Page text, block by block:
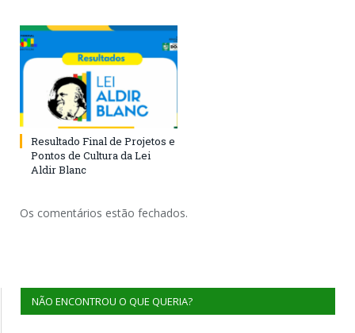
Resultado Final de Projetos e
Pontos de Cultura da Lei
Aldir Blanc
Os comentários estão fechados.
NÃO ENCONTROU O QUE QUERIA?